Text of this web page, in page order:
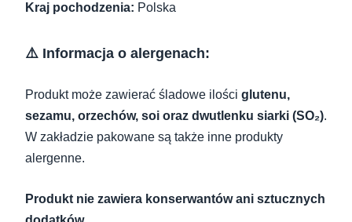
Kraj pochodzenia: Polska
⚠️ Informacja o alergenach:
Produkt może zawierać śladowe ilości glutenu,
sezamu, orzechów, soi oraz dwutlenku siarki (SO₂).
W zakładzie pakowane są także inne produkty
alergenne.
Produkt nie zawiera konserwantów ani sztucznych